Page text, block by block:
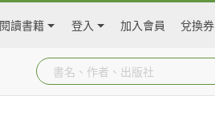
閱讀書籍 登入 加入會員 兌換券